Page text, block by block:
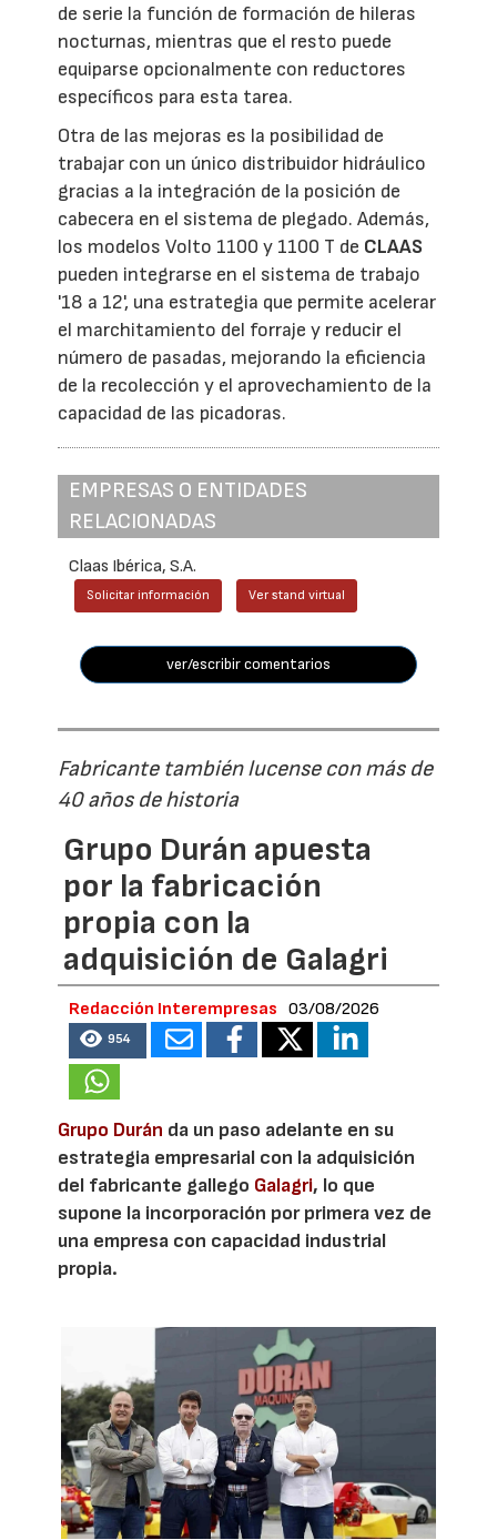
de serie la función de formación de hileras
nocturnas, mientras que el resto puede
equiparse opcionalmente con reductores
específicos para esta tarea.
Otra de las mejoras es la posibilidad de
trabajar con un único distribuidor hidráulico
gracias a la integración de la posición de
cabecera en el sistema de plegado. Además,
los modelos Volto 1100 y 1100 T de CLAAS
pueden integrarse en el sistema de trabajo
'18 a 12', una estrategia que permite acelerar
el marchitamiento del forraje y reducir el
número de pasadas, mejorando la eficiencia
de la recolección y el aprovechamiento de la
capacidad de las picadoras.
EMPRESAS O ENTIDADES
RELACIONADAS
Claas Ibérica, S.A.
Solicitar información Ver stand virtual
ver/escribir comentarios
Fabricante también lucense con más de
40 años de historia
Grupo Durán apuesta
por la fabricación
propia con la
adquisición de Galagri
Redacción Interempresas 03/08/2026
954
Grupo Durán da un paso adelante en su
estrategia empresarial con la adquisición
del fabricante gallego Galagri, lo que
supone la incorporación por primera vez de
una empresa con capacidad industrial
propia.